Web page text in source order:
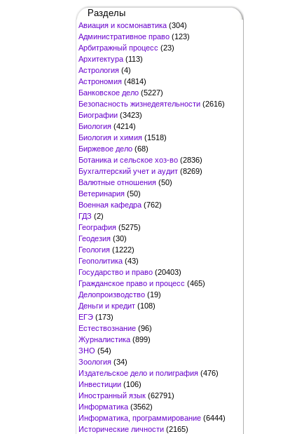
Разделы
Авиация и космонавтика (304)
Административное право (123)
Арбитражный процесс (23)
Архитектура (113)
Астрология (4)
Астрономия (4814)
Банковское дело (5227)
Безопасность жизнедеятельности (2616)
Биографии (3423)
Биология (4214)
Биология и химия (1518)
Биржевое дело (68)
Ботаника и сельское хоз-во (2836)
Бухгалтерский учет и аудит (8269)
Валютные отношения (50)
Ветеринария (50)
Военная кафедра (762)
ГДЗ (2)
География (5275)
Геодезия (30)
Геология (1222)
Геополитика (43)
Государство и право (20403)
Гражданское право и процесс (465)
Делопроизводство (19)
Деньги и кредит (108)
ЕГЭ (173)
Естествознание (96)
Журналистика (899)
ЗНО (54)
Зоология (34)
Издательское дело и полиграфия (476)
Инвестиции (106)
Иностранный язык (62791)
Информатика (3562)
Информатика, программирование (6444)
Исторические личности (2165)